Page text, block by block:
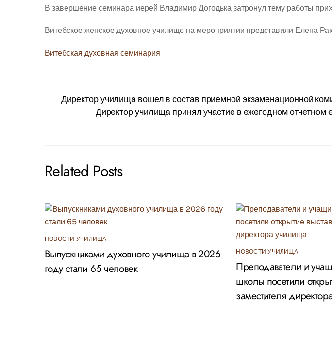
В завершение семинара иерей Владимир Догодька затронул тему работы
Витебское женское духовное училище на мероприятии представили Елена
Витебская духовная семинария
Директор училища вошел в состав приемной экзаменационной
Директор училища принял участие в ежегодном
Related Posts
НОВОСТИ УЧИЛИЩА
Выпускниками духовного училища в 2026
году стали 65 человек
НОВОСТИ УЧИЛИЩА
Преподаватели и
школы посетили
заместителя